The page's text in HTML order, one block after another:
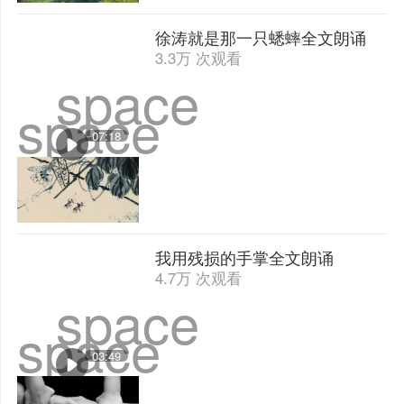
space
space
07:18
徐涛就是那一只蟋蟀全文朗诵
3.3万 次观看
space
space
03:49
我用残损的手掌全文朗诵
4.7万 次观看